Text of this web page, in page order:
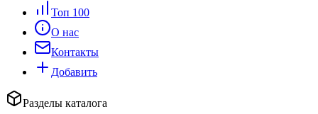
Топ 100
О нас
Контакты
Добавить
Разделы каталога